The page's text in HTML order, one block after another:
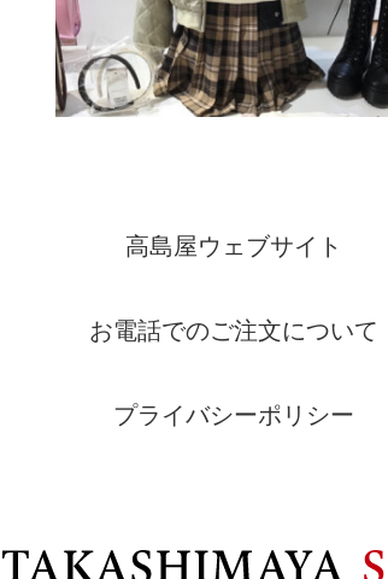
高島屋ウェブサイト
お電話でのご注文について
プライバシーポリシー